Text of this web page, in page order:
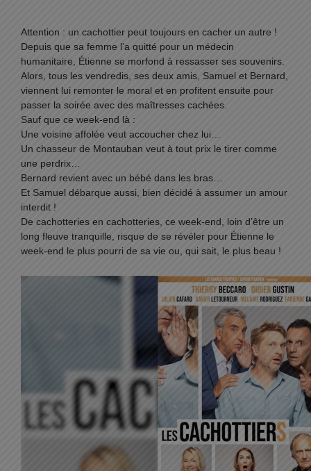
Attention : un cachottier peut toujours en cacher un autre !
Depuis que sa femme l’a quitté pour un médecin
humanitaire, Étienne se morfond à ressasser ses souvenirs.
Alors, tous les vendredis, ses deux amis, Samuel et Bernard,
viennent lui remonter le moral et en profitent ensuite pour
passer la soirée avec des maîtresses cachées.
Sauf que ce week-end là :
Une voisine affolée veut accoucher chez lui…
Un chasseur de Montauban veut à tout prix le tirer comme
une perdrix…
Bernard revient avec un bébé dans les bras…
Et Samuel débarque aussi, bien décidé à assumer un amour
interdit !
De cachotteries en cachotteries, ce week-end, loin d’être un
long fleuve tranquille, risque de se révéler pour Étienne le
week-end le plus pourri de sa vie ou, qui sait, le plus beau !